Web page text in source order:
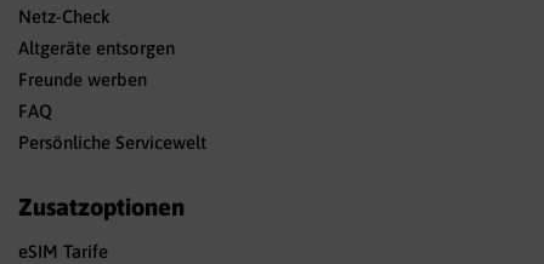
Netz-Check
Altgeräte entsorgen
Freunde werben
FAQ
Persönliche Servicewelt
Zusatzoptionen
eSIM Tarife